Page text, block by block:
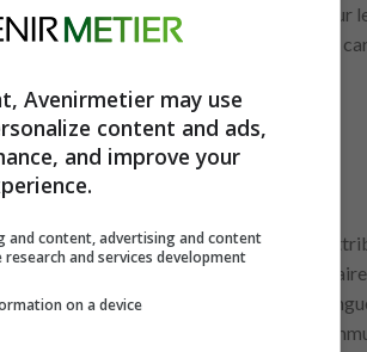
d’avantages, y compris des réductions sur
professionnel et d’avancement de
dans votre supermarché local ?
d’un mélange de compétences et
des pratiques de sécurité
implique de rester debout pendant de
lourds. De bonnes compétences en
Avenirmetier may use
content and ads,
and improve your
and content, advertising and content
and services development
on a device